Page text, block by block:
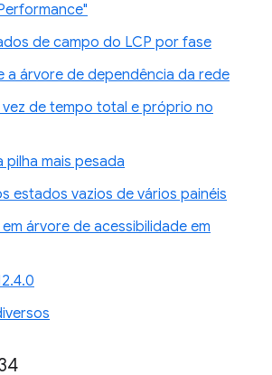
de campo do LCP por fase
a árvore de dependência da rede
de tempo total e próprio no
pilha mais pesada
estados vazios de vários painéis
árvore de acessibilidade em